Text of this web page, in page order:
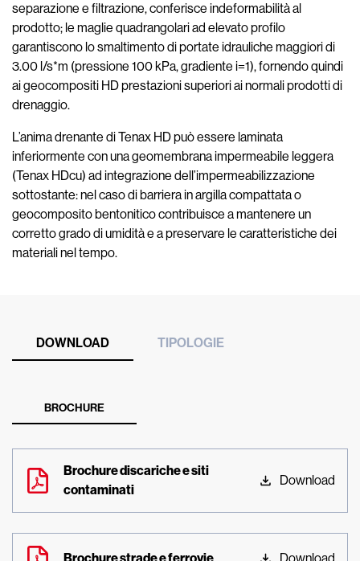
separazione e filtrazione, conferisce indeformabilità al
prodotto; le maglie quadrangolari ad elevato profilo
garantiscono lo smaltimento di portate idrauliche maggiori di
3.00 l/s*m (pressione 100 kPa, gradiente i=1), fornendo quindi
ai geocompositi HD prestazioni superiori ai normali prodotti di
drenaggio.
L’anima drenante di Tenax HD può essere laminata
inferiormente con una geomembrana impermeabile leggera
(Tenax HDcu) ad integrazione dell’impermeabilizzazione
sottostante: nel caso di barriera in argilla compattata o
geocomposito bentonitico contribuisce a mantenere un
corretto grado di umidità e a preservare le caratteristiche dei
materiali nel tempo.
DOWNLOAD TIPOLOGIE
BROCHURE
Brochure discariche e siti
contaminati
Download